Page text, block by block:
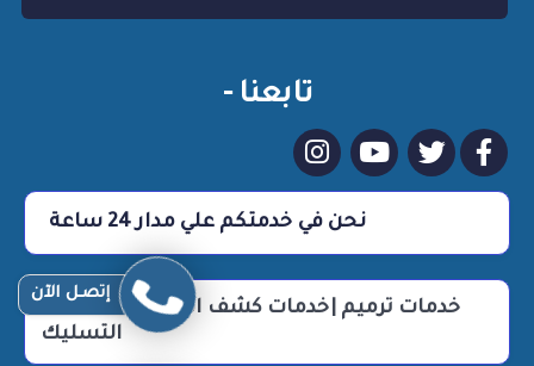
تابعنا -
نحن في خدمتكم علي مدار 24 ساعة
خدمات ترميم |خدمات كشف التسربات |خدمات
التسليك
إتصـل الآن